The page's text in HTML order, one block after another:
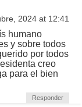
2024 at 12:41
humano
y sobre todos
por todos
creo
para el bien
Responder